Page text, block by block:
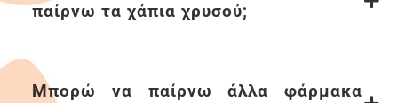
παίρνω τα χάπια χρυσού;
Μπορώ να παίρνω άλλα φάρµακα